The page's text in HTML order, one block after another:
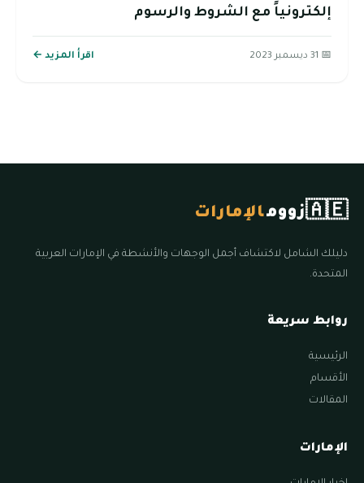
إلكترونياً مع الشروط والرسوم
📅 31 ديسمبر 2023 اقرأ المزيد ←
🇦🇪زوومالإمارات
دليلك الشامل لاكتشاف أجمل الوجهات والأنشطة في الإمارات العربية
المتحدة.
روابط سريعة
الرئيسية
الأقسام
المقالات
الإمارات